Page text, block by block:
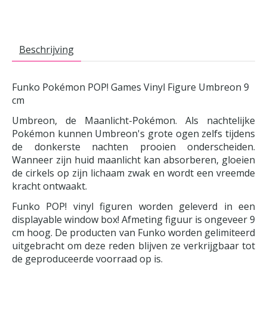
Beschrijving
Funko Pokémon POP! Games Vinyl Figure Umbreon 9
cm
Umbreon, de Maanlicht-Pokémon. Als nachtelijke
Pokémon kunnen Umbreon's grote ogen zelfs tijdens
de donkerste nachten prooien onderscheiden.
Wanneer zijn huid maanlicht kan absorberen, gloeien
de cirkels op zijn lichaam zwak en wordt een vreemde
kracht ontwaakt.
Funko POP! vinyl figuren worden geleverd in een
displayable window box! Afmeting figuur is ongeveer 9
cm hoog. De producten van Funko worden gelimiteerd
uitgebracht om deze reden blijven ze verkrijgbaar tot
de geproduceerde voorraad op is.